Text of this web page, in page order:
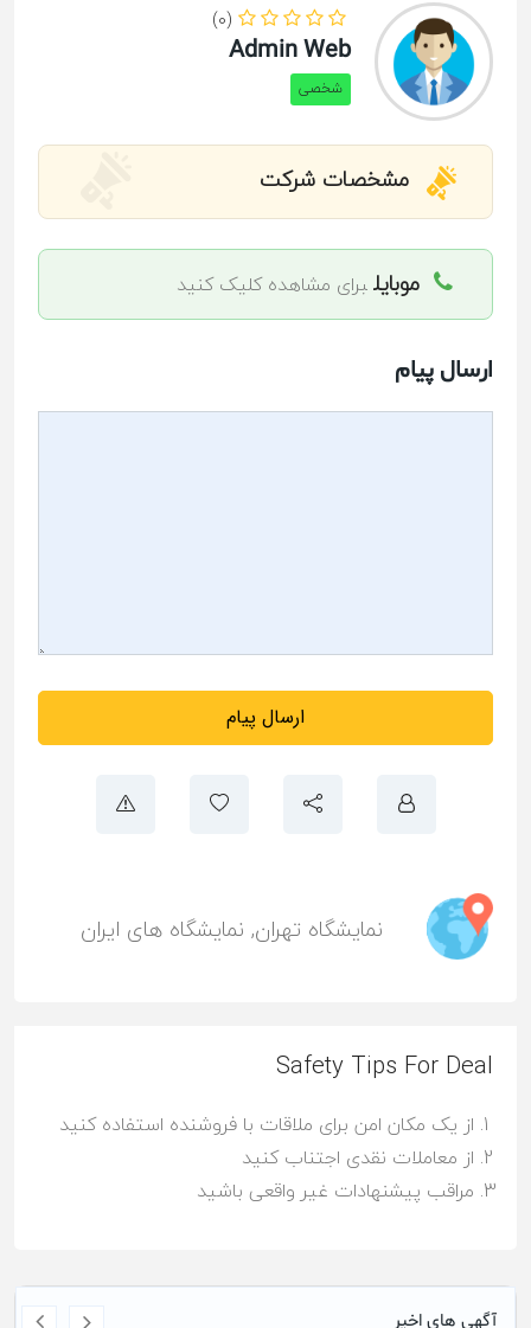
(0)
Admin Web
شخصی
مشخصات شرکت
موبایلبرای مشاهده کلیک کنید
ارسال پیام
ارسال پیام
نمایشگاه تهران, نمایشگاه های ایران
Safety Tips For Deal
از یک مکان امن برای ملاقات با فروشنده استفاده کنید
از معاملات نقدی اجتناب کنید
مراقب پیشنهادات غیر واقعی باشید
آگهی های اخیر